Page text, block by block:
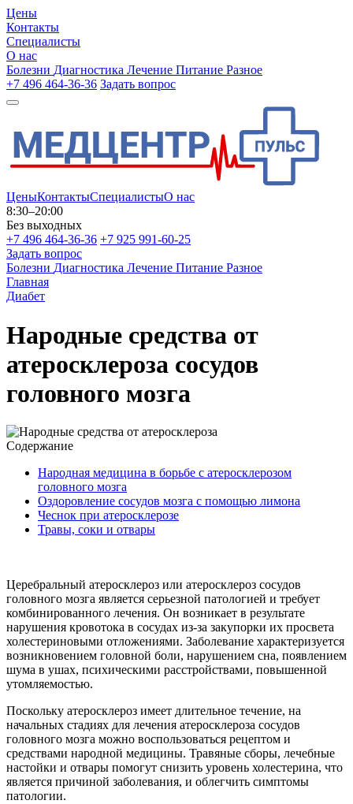
Цены
Контакты
Специалисты
О нас
Болезни Диагностика Лечение Питание Разное
+7 496 464-36-36 Задать вопрос
ЦеныКонтактыСпециалистыО нас
8:30–20:00
Без выходных
+7 496 464-36-36 +7 925 991-60-25
Задать вопрос
Болезни Диагностика Лечение Питание Разное
Главная
Диабет
Народные средства от
атеросклероза сосудов
головного мозга
Содержание
Народная медицина в борьбе с атеросклерозом
головного мозга
Оздоровление сосудов мозга с помощью лимона
Чеснок при атеросклерозе
Травы, соки и отвары
Церебральный атеросклероз или атеросклероз сосудов
головного мозга является серьезной патологией и требует
комбинированного лечения. Он возникает в результате
нарушения кровотока в сосудах из-за закупорки их просвета
холестериновыми отложениями. Заболевание характеризуется
возникновением головной боли, нарушением сна, появлением
шума в ушах, психическими расстройствами, повышенной
утомляемостью.
Поскольку атеросклероз имеет длительное течение, на
начальных стадиях для лечения атеросклероза сосудов
головного мозга можно воспользоваться рецептом и
средствами народной медицины. Травяные сборы, лечебные
настойки и отвары помогут снизить уровень холестерина, что
является причиной заболевания, и облегчить симптомы
патологии.